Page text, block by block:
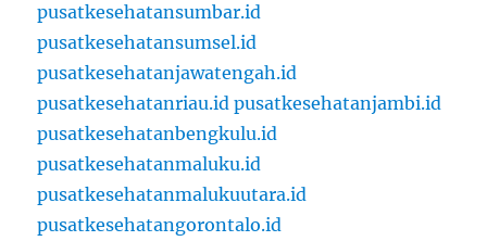
pusatkesehatansumbar.id
pusatkesehatansumsel.id
pusatkesehatanjawatengah.id
pusatkesehatanriau.id pusatkesehatanjambi.id
pusatkesehatanbengkulu.id
pusatkesehatanmaluku.id
pusatkesehatanmalukuutara.id
pusatkesehatangorontalo.id